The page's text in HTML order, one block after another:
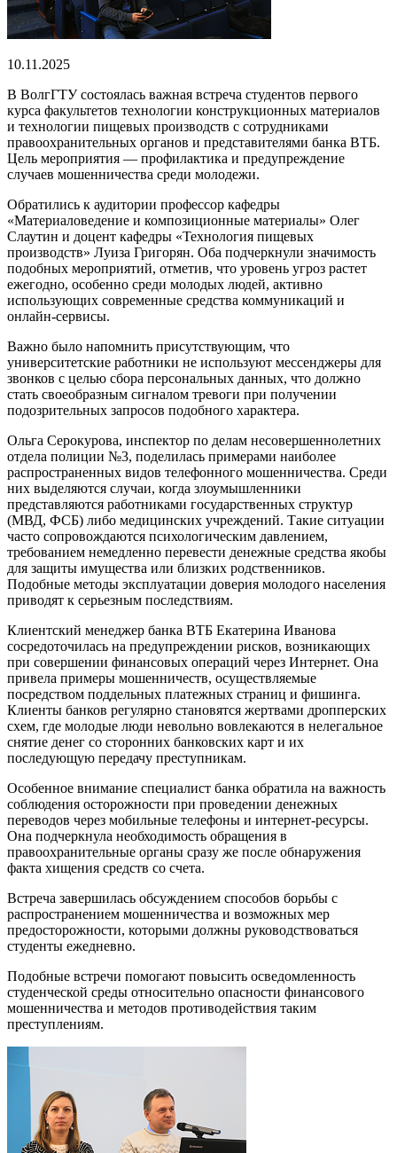
10.11.2025
В ВолгГТУ состоялась важная встреча студентов первого
курса факультетов технологии конструкционных материалов
и технологии пищевых производств с сотрудниками
правоохранительных органов и представителями банка ВТБ.
Цель мероприятия — профилактика и предупреждение
случаев мошенничества среди молодежи.
Обратились к аудитории профессор кафедры
«Материаловедение и композиционные материалы» Олег
Слаутин и доцент кафедры «Технология пищевых
производств» Луиза Григорян. Оба подчеркнули значимость
подобных мероприятий, отметив, что уровень угроз растет
ежегодно, особенно среди молодых людей, активно
использующих современные средства коммуникаций и
онлайн-сервисы.
Важно было напомнить присутствующим, что
университетские работники не используют мессенджеры для
звонков с целью сбора персональных данных, что должно
стать своеобразным сигналом тревоги при получении
подозрительных запросов подобного характера.
Ольга Серокурова, инспектор по делам несовершеннолетних
отдела полиции №3, поделилась примерами наиболее
распространенных видов телефонного мошенничества. Среди
них выделяются случаи, когда злоумышленники
представляются работниками государственных структур
(МВД, ФСБ) либо медицинских учреждений. Такие ситуации
часто сопровождаются психологическим давлением,
требованием немедленно перевести денежные средства якобы
для защиты имущества или близких родственников.
Подобные методы эксплуатации доверия молодого населения
приводят к серьезным последствиям.
Клиентский менеджер банка ВТБ Екатерина Иванова
сосредоточилась на предупреждении рисков, возникающих
при совершении финансовых операций через Интернет. Она
привела примеры мошенничеств, осуществляемые
посредством поддельных платежных страниц и фишинга.
Клиенты банков регулярно становятся жертвами дропперских
схем, где молодые люди невольно вовлекаются в нелегальное
снятие денег со сторонних банковских карт и их
последующую передачу преступникам.
Особенное внимание специалист банка обратила на важность
соблюдения осторожности при проведении денежных
переводов через мобильные телефоны и интернет-ресурсы.
Она подчеркнула необходимость обращения в
правоохранительные органы сразу же после обнаружения
факта хищения средств со счета.
Встреча завершилась обсуждением способов борьбы с
распространением мошенничества и возможных мер
предосторожности, которыми должны руководствоваться
студенты ежедневно.
Подобные встречи помогают повысить осведомленность
студенческой среды относительно опасности финансового
мошенничества и методов противодействия таким
преступлениям.